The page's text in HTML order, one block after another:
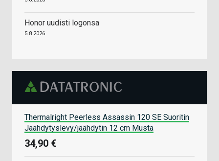
Honor uudisti logonsa
5.8.2026
Thermalright Peerless Assassin 120 SE Suoritin
Jäähdytyslevy/jäähdytin 12 cm Musta
34,90 €